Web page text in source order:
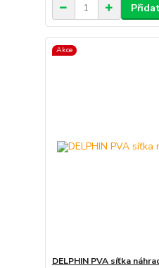
Akce
DELPHIN PVA síťka